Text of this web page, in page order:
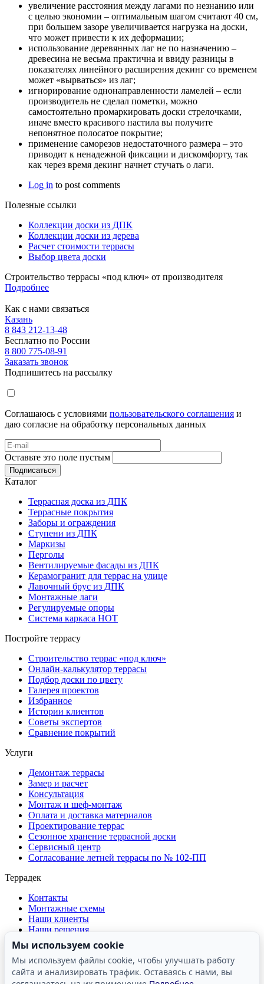
увеличение расстояния между лагами по незнанию или
с целью экономии – оптимальным шагом считают 40 см,
при большем зазоре увеличивается нагрузка на доски,
что может привести к их деформации;
использование деревянных лаг не по назначению –
древесина не весьма практична и ввиду разницы в
показателях линейного расширения декинг со временем
может «вырваться» из лаг;
игнорирование однонаправленности ламелей – если
производитель не сделал пометки, можно
самостоятельно промаркировать доски стрелочками,
иначе вместо красивого настила вы получите
непонятное полосатое покрытие;
применение саморезов недостаточного размера – это
приводит к ненадежной фиксации и дискомфорту, так
как через время декинг начнет стучать о лаги.
Log in to post comments
Полезные ссылки
Коллекции доски из ДПК
Коллекции доски из дерева
Расчет стоимости террасы
Выбор цвета доски
Строительство террасы «под ключ» от производителя
Подробнее
Как с нами связаться
Казань
8 843 212-13-48
Бесплатно по России
8 800 775-08-91
Заказать звонок
Подпишитесь на рассылку
Соглашаюсь с условиями пользовательского соглашения и
даю согласие на обработку персональных данных
Оставьте это поле пустым
Подписаться
Каталог
Террасная доска из ДПК
Террасные покрытия
Заборы и ограждения
Ступени из ДПК
Маркизы
Перголы
Вентилируемые фасады из ДПК
Керамогранит для террас на улице
Лавочный брус из ДПК
Монтажные лаги
Регулируемые опоры
Система каркаса НОТ
Постройте террасу
Строительство террас «под ключ»
Онлайн-калькулятор террасы
Подбор доски по цвету
Галерея проектов
Избранное
Истории клиентов
Советы экспертов
Сравнение покрытий
Услуги
Демонтаж террасы
Замер и расчет
Консультация
Монтаж и шеф-монтаж
Оплата и доставка материалов
Проектирование террас
Сезонное хранение террасной доски
Сервисный центр
Согласование летней террасы по № 102-ПП
Террадек
Контакты
Монтажные схемы
Наши клиенты
Наши решения
Отзывы о компании
Производство
Реквизиты
Мы используем cookie
Мы используем файлы cookie, чтобы улучшать работу
сайта и анализировать трафик. Оставаясь с нами, вы